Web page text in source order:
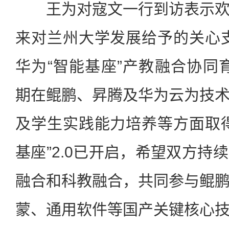
王为对寇文一行到访表示欢
来对兰州大学发展给予的关心
华为“智能基座”产教融合协同
期在鲲鹏、昇腾及华为云为技
及学生实践能力培养等方面取
基座”2.0已开启，希望双方持
融合和科教融合，共同参与鲲
蒙、通用软件等国产关键核心